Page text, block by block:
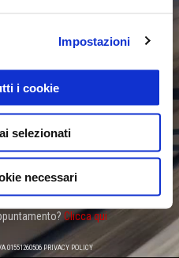
Impostazioni
i cookie
selezionati
necessari
a
città
Clicca qui
01551260506PRIVACY POLICY